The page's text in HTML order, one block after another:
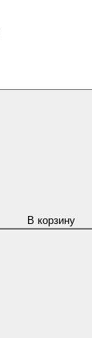
В корзину